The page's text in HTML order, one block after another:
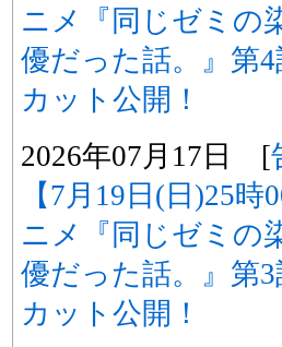
ニメ『同じゼミの
優だった話。』第
カット公開！
2026年07月17日 [
【7月19日(日)25
ニメ『同じゼミの
優だった話。』第
カット公開！